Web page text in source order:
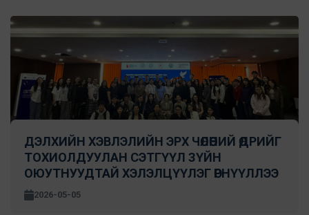
ДЭЛХИЙН ХЭВЛЭЛИЙН ЭРХ ЧӨЛӨӨНИЙ ӨДРИЙГ
ТОХИОЛДУУЛАН СЭТГҮҮЛ ЗҮЙН
ОЮУТНУУДТАЙ ХЭЛЭЛЦҮҮЛЭГ ӨРНҮҮЛЛЭЭ
2026-05-05